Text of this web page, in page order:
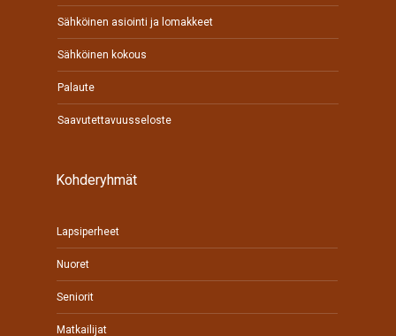
Sähköinen asiointi ja lomakkeet
Sähköinen kokous
Palaute
Saavutettavuusseloste
Kohderyhmät
Lapsiperheet
Nuoret
Seniorit
Matkailijat